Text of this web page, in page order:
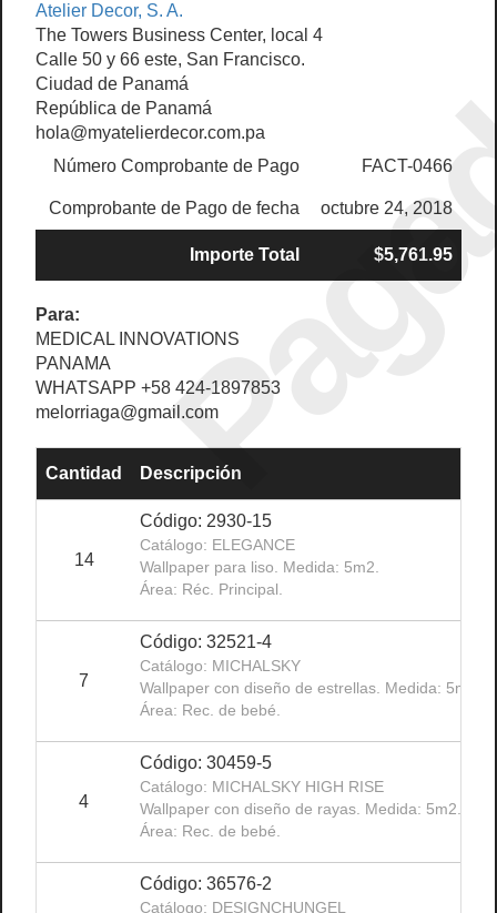
Atelier Decor, S. A.
The Towers Business Center, local 4
Calle 50 y 66 este, San Francisco.
Ciudad de Panamá
República de Panamá
hola@myatelierdecor.com.pa
Número Comprobante de Pago
FACT-0466
Comprobante de Pago de fecha octubre 24, 2018
Importe Total $5,761.95
Para:
MEDICAL INNOVATIONS
PANAMA
WHATSAPP +58 424-1897853
melorriaga@gmail.com
Cantidad Descripción
14
Código: 2930-15
Catálogo: ELEGANCE
Wallpaper para liso. Medida: 5m2.
Área: Réc. Principal.
7
Código: 32521-4
Catálogo: MICHALSKY
Wallpaper con diseño de estrellas. Medida: 5m2.
Área: Rec. de bebé.
4
Código: 30459-5
Catálogo: MICHALSKY HIGH RISE
Wallpaper con diseño de rayas. Medida: 5m2.
Área: Rec. de bebé.
Código: 36576-2
Catálogo: DESIGNCHUNGEL